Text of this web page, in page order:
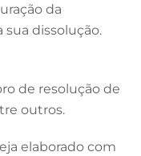
da
sua dissolução.
de resolução de
outros.
elaborado com